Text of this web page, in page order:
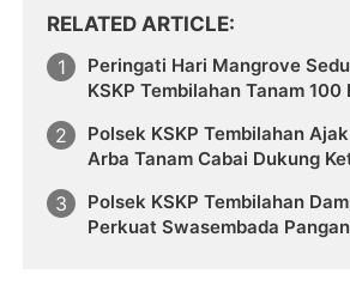
RELATED ARTICLE
Peringati Hari Mangrove
KSKP Tembilahan Tanam 100
Polsek KSKP Tembilahan
Arba Tanam Cabai Dukung
Polsek KSKP Tembilahan
Perkuat Swasembada Pangan